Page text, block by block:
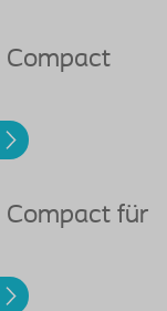
Compact
Compact für